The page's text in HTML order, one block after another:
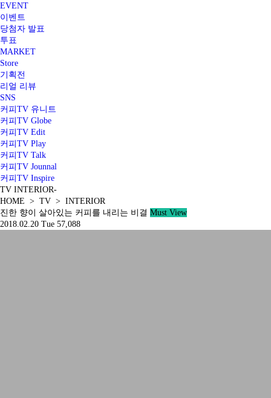
EVENT
이벤트
당첨자 발표
투표
MARKET
Store
기획전
리얼 리뷰
SNS
커피TV 유니트
커피TV Globe
커피TV Edit
커피TV Play
커피TV Talk
커피TV Jounnal
커피TV Inspire
TV INTERIOR-
HOME > TV > INTERIOR
진한 향이 살아있는 커피를 내리는 비결 Must View
2018.02.20 Tue 57,088